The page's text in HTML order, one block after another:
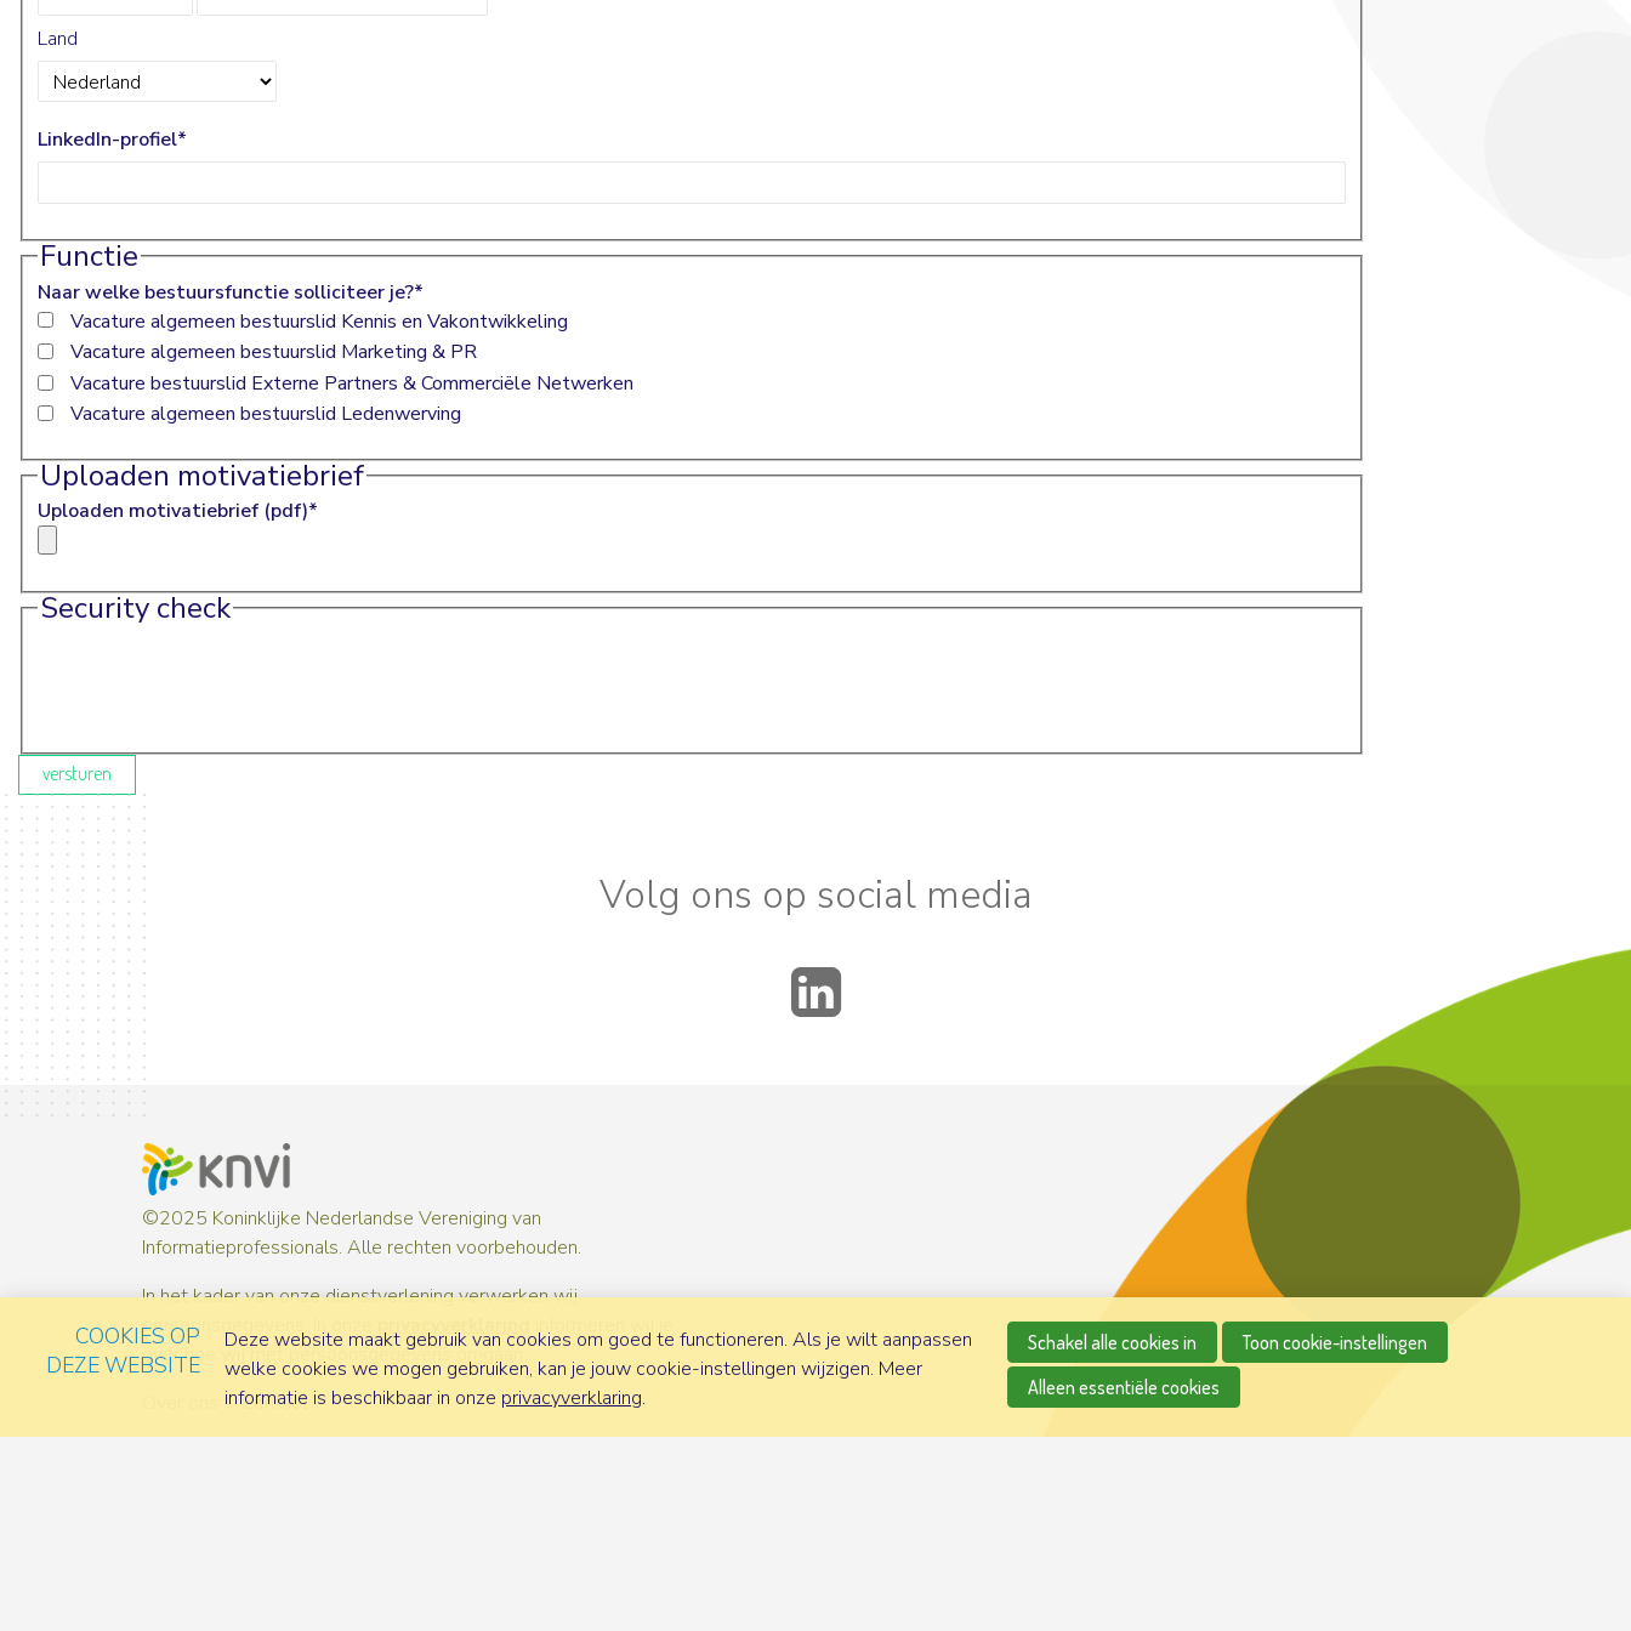
Land
LinkedIn-profiel*
Functie
Naar welke bestuursfunctie solliciteer je?*
Vacature algemeen bestuurslid Kennis en Vakontwikkeling
Vacature algemeen bestuurslid Marketing & PR
Vacature bestuurslid Externe Partners & Commerciële Netwerken
Vacature algemeen bestuurslid Ledenwerving
Uploaden motivatiebrief
Uploaden motivatiebrief (pdf)*
Security check
versturen
Volg ons op social media
©2025 Koninklijke Nederlandse Vereniging van
Informatieprofessionals. Alle rechten voorbehouden.
In het kader van onze dienstverlening verwerken wij
persoonsgegevens. In onze
over hoe wij met persoonsgegevens omgaan.
Contact
COOKIES OP
DEZE WEBSITE
Deze website maakt gebruik van cookies om goed te functioneren. Als je wilt aanpassen
welke cookies we mogen gebruiken, kan je jouw cookie-instellingen wijzigen. Meer
informatie is beschikbaar in onze privacyverklaring.
Schakel alle cookies in
Toon cookie-instellingen
Alleen essentiële cookies